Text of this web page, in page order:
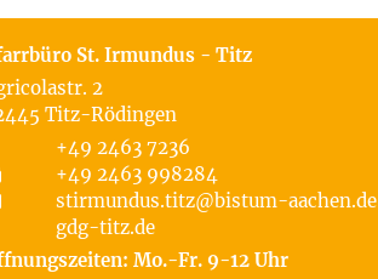
St. Irmundus - Titz
2
Titz-Rödingen
+49 2463 7236
+49 2463 998284
stirmundus.titz@bistum-aachen.de
gdg-titz.de
Mo.-Fr. 9-12 Uhr